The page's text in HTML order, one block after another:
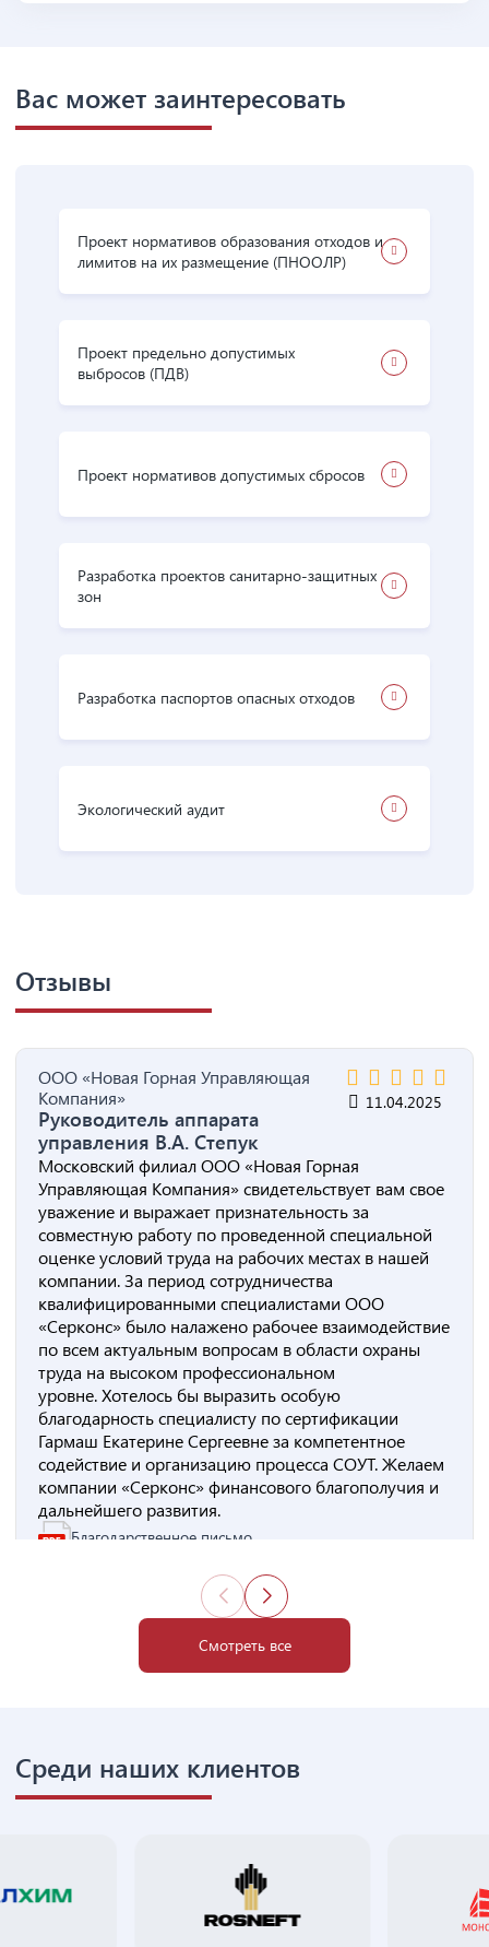
Вас может заинтересовать
Проект нормативов образования отходов и
лимитов на их размещение (ПНООЛР)
Проект предельно допустимых
выбросов (ПДВ)
Проект нормативов допустимых сбросов
Разработка проектов санитарно-защитных
зон
Разработка паспортов опасных отходов
Экологический аудит
Отзывы
ООО «Новая Горная Управляющая
Компания»
Руководитель аппарата
управления В.А. Степук
11.04.2025
Московский филиал ООО «Новая Горная
Управляющая Компания» свидетельствует вам свое
уважение и выражает признательность за
совместную работу по проведенной специальной
оценке условий труда на рабочих местах в нашей
компании. За период сотрудничества
квалифицированными специалистами ООО
«Серконс» было налажено рабочее взаимодействие
по всем актуальным вопросам в области охраны
труда на высоком профессиональном
уровне. Хотелось бы выразить особую
благодарность специалисту по сертификации
Гармаш Екатерине Сергеевне за компетентное
содействие и организацию процесса СОУТ. Желаем
компании «Серконс» финансового благополучия и
дальнейшего развития.
Благодарственное письмо
Смотреть все
Среди наших клиентов